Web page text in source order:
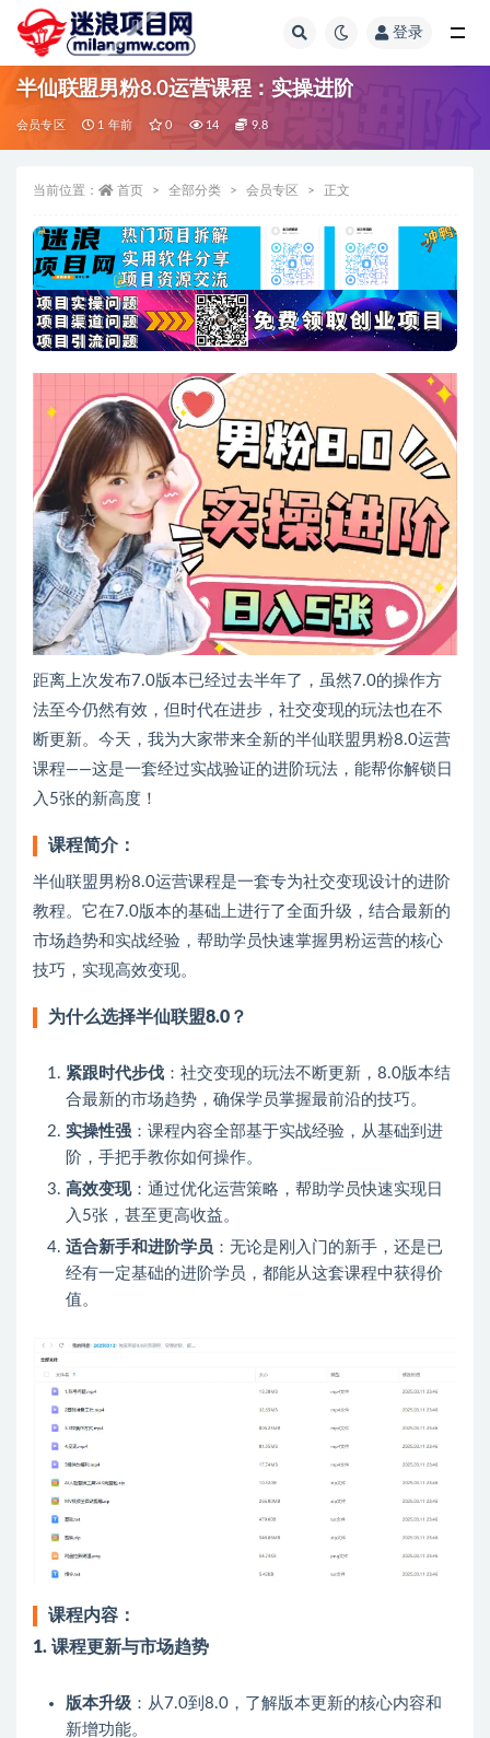
登录
半仙联盟男粉8.0运营课程：实操进阶
会员专区 1 年前 0 14 9.8
当前位置： 首页 全部分类 会员专区 正文
距离上次发布7.0版本已经过去半年了，虽然7.0的操作方
法至今仍然有效，但时代在进步，社交变现的玩法也在不
断更新。今天，我为大家带来全新的半仙联盟男粉8.0运营
课程——这是一套经过实战验证的进阶玩法，能帮你解锁日
入5张的新高度！
课程简介：
半仙联盟男粉8.0运营课程是一套专为社交变现设计的进阶
教程。它在7.0版本的基础上进行了全面升级，结合最新的
市场趋势和实战经验，帮助学员快速掌握男粉运营的核心
技巧，实现高效变现。
为什么选择半仙联盟8.0？
紧跟时代步伐 ：社交变现的玩法不断更新，8.0版本结
合最新的市场趋势，确保学员掌握最前沿的技巧。
实操性强 ：课程内容全部基于实战经验，从基础到进
阶，手把手教你如何操作。
高效变现：通过优化运营策略，帮助学员快速实现日
入5张，甚至更高收益。
适合新手和进阶学员 ：无论是刚入门的新手，还是已
经有一定基础的进阶学员，都能从这套课程中获得价
值。
课程内容：
1. 课程更新与市场趋势
版本升级 ：从7.0到8.0，了解版本更新的核心内容和
新增功能。
全部